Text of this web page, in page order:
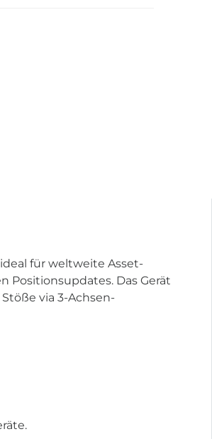
für weltweite Asset-
Positionsupdates. Das Gerät
via 3-Achsen-